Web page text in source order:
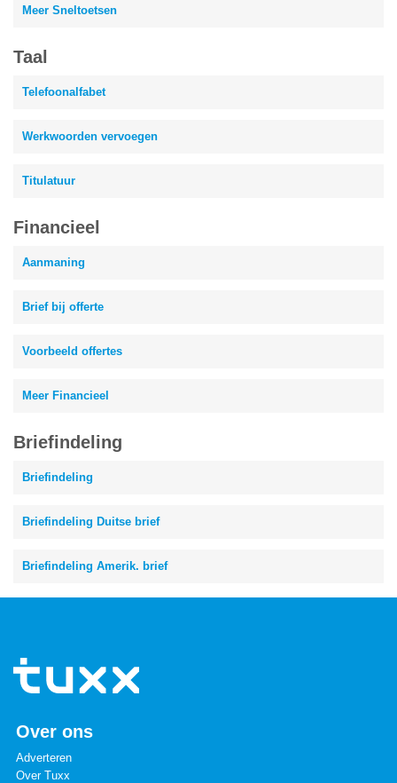
Meer Sneltoetsen
Taal
Telefoonalfabet
Werkwoorden vervoegen
Titulatuur
Financieel
Aanmaning
Brief bij offerte
Voorbeeld offertes
Meer Financieel
Briefindeling
Briefindeling
Briefindeling Duitse brief
Briefindeling Amerik. brief
Over ons
Adverteren
Over Tuxx